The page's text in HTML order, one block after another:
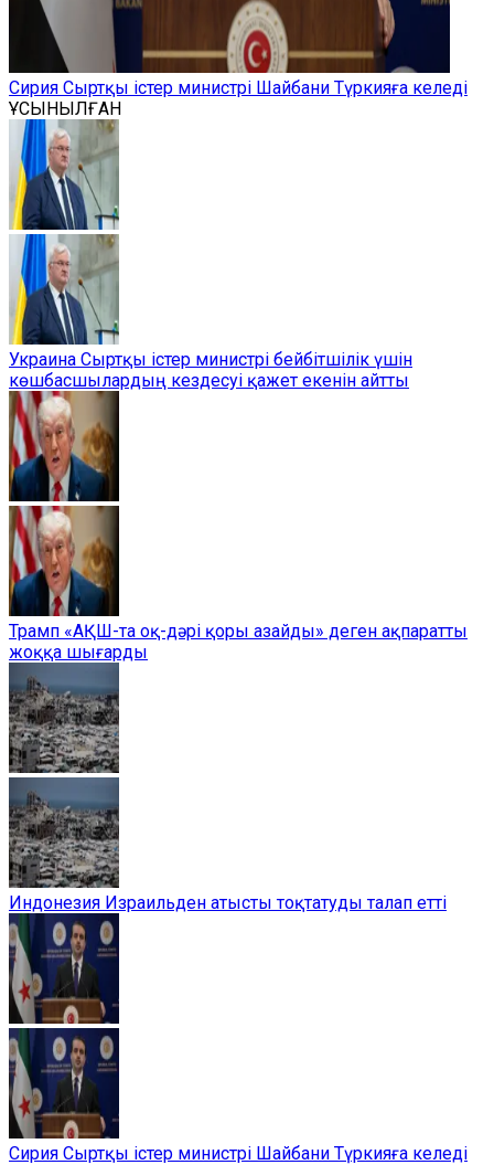
Сирия Сыртқы істер министрі Шайбани Түркияға келеді
ҰСЫНЫЛҒАН
Украина Сыртқы істер министрі бейбітшілік үшін
көшбасшылардың кездесуі қажет екенін айтты
Трамп «АҚШ-та оқ-дәрі қоры азайды» деген ақпаратты
жоққа шығарды
Индонезия Израильден атысты тоқтатуды талап етті
Сирия Сыртқы істер министрі Шайбани Түркияға келеді